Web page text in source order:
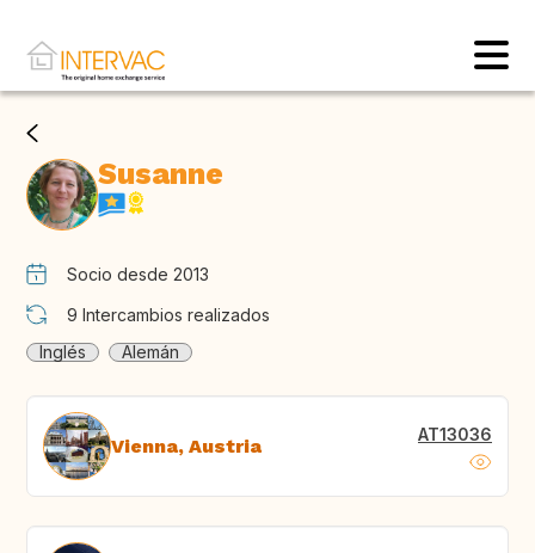
Susanne
Socio desde 2013
9 Intercambios realizados
Inglés
Alemán
Vienna, Austria AT13036